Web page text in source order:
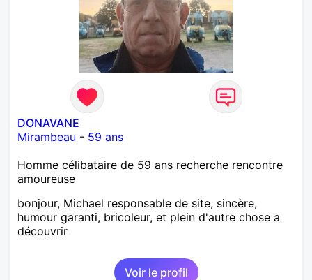
DONAVANE
Mirambeau - 59 ans
Homme célibataire de 59 ans recherche rencontre
amoureuse
bonjour, Michael responsable de site, sincère,
humour garanti, bricoleur, et plein d'autre chose a
découvrir
Voir le profil